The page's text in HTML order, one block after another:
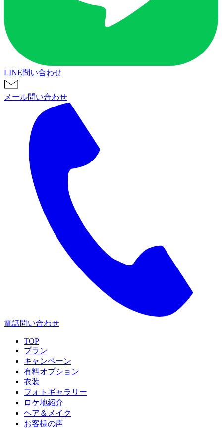
LINE問い合わせ
メール問い合わせ
電話問い合わせ
TOP
プラン
キャンペーン
有料オプション
衣装
フォトギャラリー
ロケ地紹介
ヘア＆メイク
お客様の声